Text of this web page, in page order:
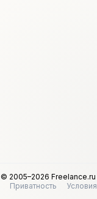
© 2005–2026 Freelance.ru
Приватность
Условия